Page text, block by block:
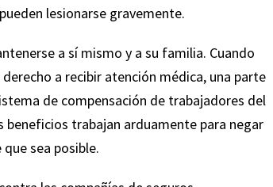
lesionarse gravemente.
a sí mismo y a su familia. Cuando
a recibir atención médica, una parte
de compensación de trabajadores del
beneficios trabajan arduamente para negar
sea posible.